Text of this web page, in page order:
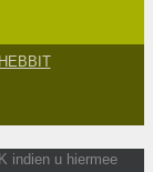
HEBBIT
indien u hiermee